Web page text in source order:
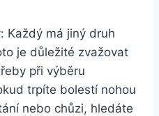
Každý má jiný ⁤druh
je ‍důležité zvažovat‌
⁢při​ výběru
trpíte⁤ bolestí ⁣nohou
nebo chůzi, hledáte